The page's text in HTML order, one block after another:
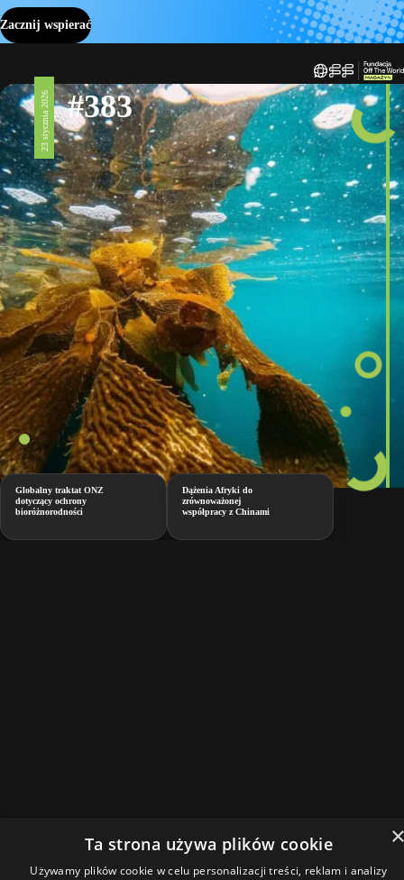
Zacznij wspierać
23 stycznia 2026 #383
Globalny traktat ONZ
dotyczący ochrony
bioróżnorodności
Dążenia Afryki do
zrównoważonej
współpracy z Chinami
Ta strona używa plików cookie
Używamy plików cookie w celu personalizacji treści, reklam i analizy